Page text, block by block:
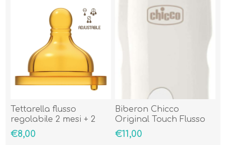
Tettarella flusso
regolabile 2 mesi + 2
pezzi
€8,00
Biberon Chicco
Original Touch Flusso
Regolabile 4 Mesi +
Beige
€11,00